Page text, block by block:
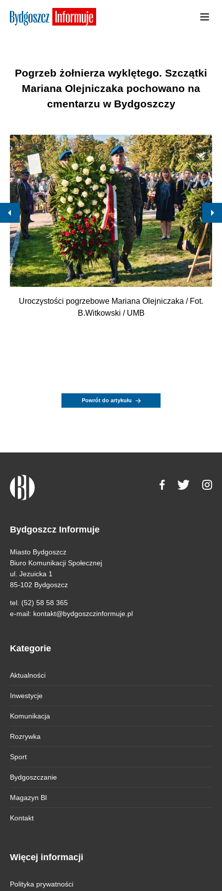
Pogrzeb żołnierza wyklętego. Szczątki
Mariana Olejniczaka pochowano na
cmentarzu w Bydgoszczy
Uroczystości pogrzebowe Mariana Olejniczaka / Fot.
B.Witkowski / UMB
Powrót do artykułu
Bydgoszcz Informuje
Miasto Bydgoszcz
Biuro Komunikacji Społecznej
ul. Jezuicka 1
85-102 Bydgoszcz
tel. (52) 58 58 365
e-mail: kontakt@bydgoszczinformuje.pl
Kategorie
Aktualności
Inwestycje
Komunikacja
Rozrywka
Sport
Bydgoszczanie
Magazyn BI
Kontakt
Więcej informacji
Polityka prywatności